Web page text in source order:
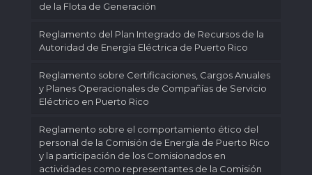
de la Flota de Generación
Reglamento del Plan Integrado de Recursos de la
Autoridad de Energía Eléctrica de Puerto Rico
Reglamento sobre Certificaciones, Cargos Anuales
y Planes Operacionales de Compañías de Servicio
Eléctrico en Puerto Rico
Reglamento sobre el comportamiento ético del
personal de la Comisión de Energía de Puerto Rico
y la participación de los Comisionados en
actividades como representantes de la Comisión